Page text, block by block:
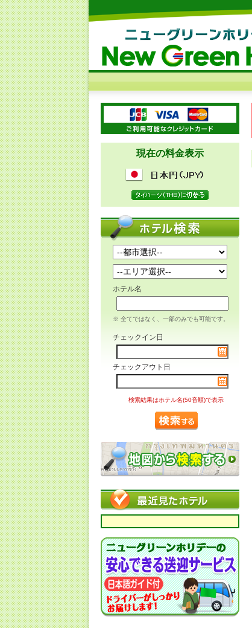
現在の料金表示
ホテル名
※ 全てではなく、一部のみでも可能です。
チェックイン日
チェックアウト日
検索結果はホテル名(50音順)で表示